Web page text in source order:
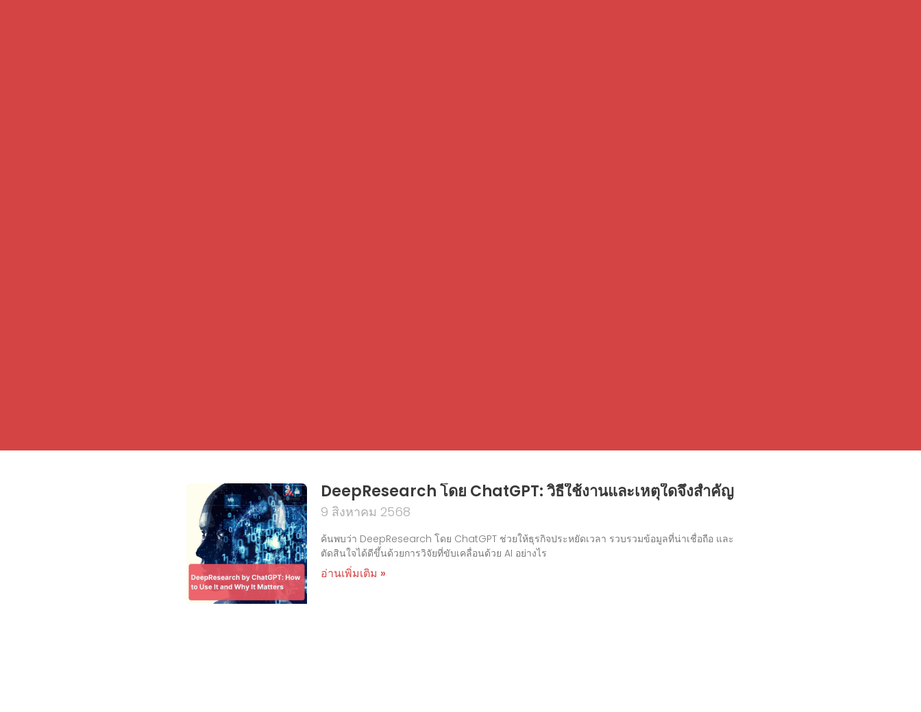
DeepResearch โดย ChatGPT: วิธีใช้งานและเหตุใดจึงสำคัญ
9 สิงหาคม 2568
ค้นพบว่า DeepResearch โดย ChatGPT ช่วยให้ธุรกิจประหยัดเวลา รวบรวมข้อมูลที่น่าเชื่อถือ และ
ตัดสินใจได้ดีขึ้นด้วยการวิจัยที่ขับเคลื่อนด้วย AI อย่างไร
อ่านเพิ่มเติม »